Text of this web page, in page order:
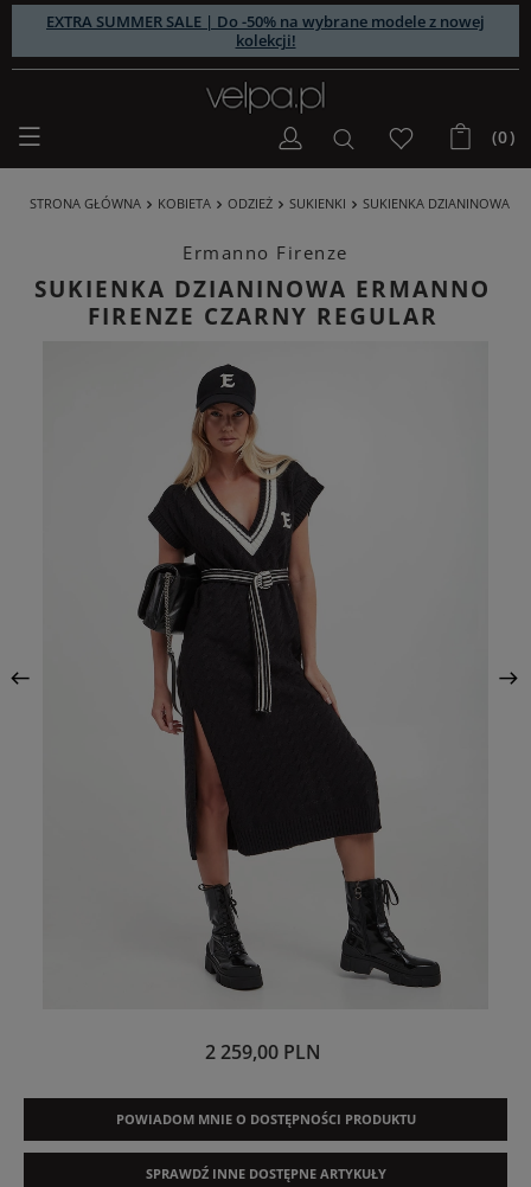
EXTRA SUMMER SALE | Do -50% na wybrane modele z nowej
kolekcji!
(0)
STRONA GŁÓWNA KOBIETA ODZIEŻ SUKIENKI SUKIENKA DZIANINOWA
Ermanno Firenze
SUKIENKA DZIANINOWA ERMANNO
FIRENZE CZARNY REGULAR
2 259,00 PLN
POWIADOM MNIE O DOSTĘPNOŚCI PRODUKTU
SPRAWDŹ INNE DOSTĘPNE ARTYKUŁY